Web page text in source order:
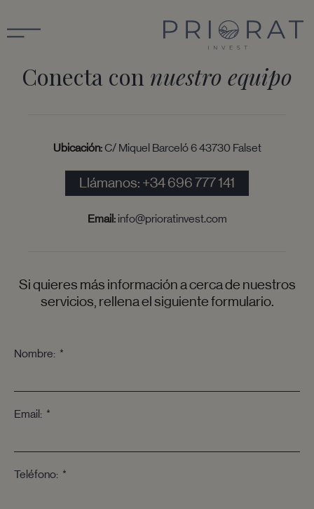
Conecta con nuestro equipo
Ubicación:C/ Miquel Barceló 6 43730 Falset
Llámanos: +34 696 777 141
Email: info@prioratinvest.com
Si quieres más información a cerca de nuestros
servicios, rellena el siguiente formulario.
Nombre:
Email:
Teléfono: